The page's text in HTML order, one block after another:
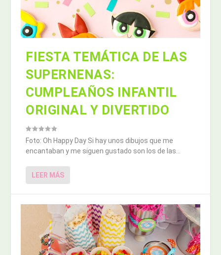
FIESTA TEMÁTICA DE LAS
SUPERNENAS:
CUMPLEAÑOS INFANTIL
ORIGINAL Y DIVERTIDO
Foto: Oh Happy Day Si hay unos dibujos que me
encantaban y me siguen gustado son los de las...
LEER MÁS